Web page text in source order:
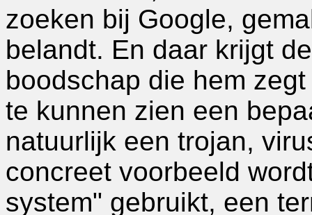
zoeken bij Google,
belandt. En daar krijgt
boodschap die hem
te kunnen zien een
natuurlijk een trojan,
concreet voorbeeld
system" gebruikt, een